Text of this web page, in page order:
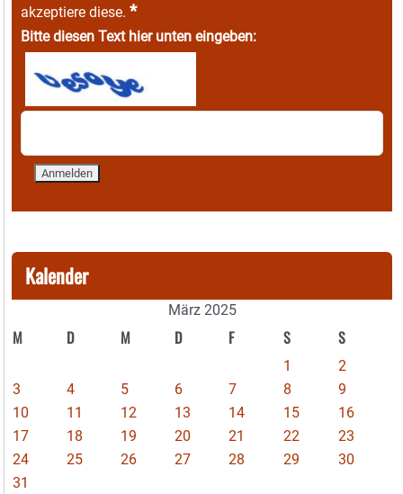
akzeptiere diese. *
Bitte diesen Text hier unten eingeben:
Kalender
März 2025
M D M D F S S
1
2
3
4 5 6 7 8
9
10
11 12 13 14 15
16
17
18 19 20 21 22
23
24
25 26 27 28 29
30
31